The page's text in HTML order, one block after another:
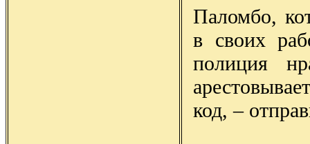
Паломбо,
в своих
полиция
код, –